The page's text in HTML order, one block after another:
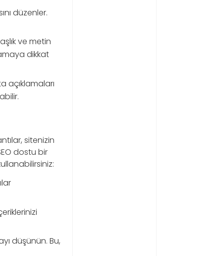
düzenler.
ve metin
dikkat
açıklamaları
sitenizin
dostu bir
düşünün. Bu,